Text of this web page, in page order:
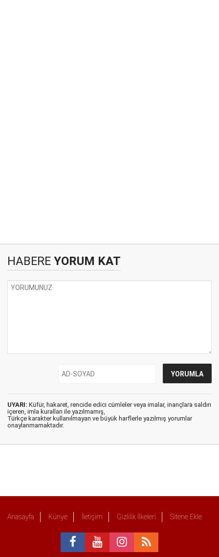
HABERE YORUM KAT
UYARI: Küfür, hakaret, rencide edici cümleler veya imalar, inançlara saldırı
içeren, imla kuralları ile yazılmamış,
Türkçe karakter kullanılmayan ve büyük harflerle yazılmış yorumlar
onaylanmamaktadır.
Anasayfa Künye İletişim Gizlilik İlkeleri Sitene Ekle